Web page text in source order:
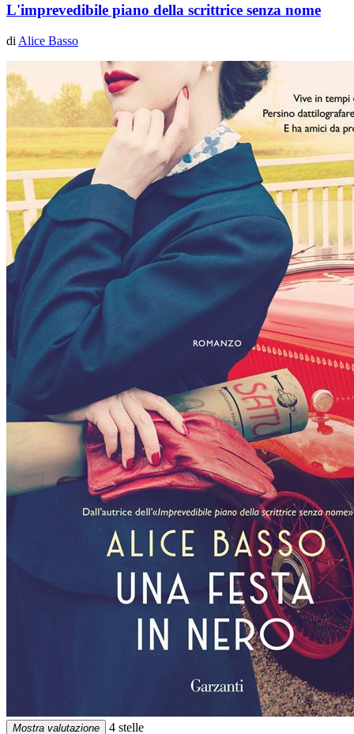
L'imprevedibile piano della scrittrice senza nome
di Alice Basso
Mostra valutazione 4 stelle